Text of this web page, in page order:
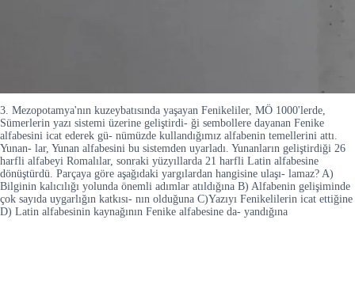
3. Mezopotamya'nın kuzeybatısında yaşayan Fenikeliler, MÖ 1000'lerde,
Sümerlerin yazı sistemi üzerine geliştirdi- ği sembollere dayanan Fenike
alfabesini icat ederek gü- nümüzde kullandığımız alfabenin temellerini attı.
Yunan- lar, Yunan alfabesini bu sistemden uyarladı. Yunanların geliştirdiği 26
harfli alfabeyi Romalılar, sonraki yüzyıllarda 21 harfli Latin alfabesine
dönüştürdü. Parçaya göre aşağıdaki yargılardan hangisine ulaşı- lamaz? A)
Bilginin kalıcılığı yolunda önemli adımlar atıldığına B) Alfabenin gelişiminde
çok sayıda uygarlığın katkısı- nın olduğuna C)Yazıyı Fenikelilerin icat ettiğine
D) Latin alfabesinin kaynağının Fenike alfabesine da- yandığına